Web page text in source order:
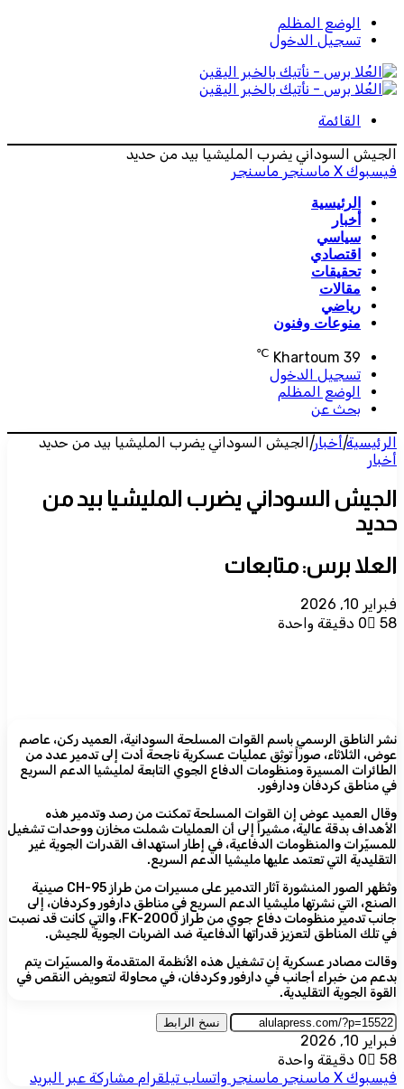
الوضع المظلم
تسجيل الدخول
القائمة
الجيش السوداني يضرب المليشيا بيد من حديد
فيسبوك ‫X ماسنجر ماسنجر
الرئيسية
أخبار
سياسي
اقتصادي
تحقيقات
مقالات
رياضي
منوعات وفنون
Khartoum 39
℃
تسجيل الدخول
الوضع المظلم
بحث عن
الرئيسية|أخبار| الجيش السوداني يضرب المليشيا بيد من حديد
أخبار
الجيش السوداني يضرب المليشيا بيد من
حديد
العلا برس: متابعات
فبراير 10, 2026
0
58 دقيقة واحدة
نشر الناطق الرسمي باسم القوات المسلحة السودانية، العميد ركن، عاصم
عوض، الثلاثاء، صوراً توثِق عمليات عسكرية ناجحة أدت إلى تدمير عدد من
الطائرات المسيرة ومنظومات الدفاع الجوي التابعة لمليشيا الدعم السريع
في مناطق كردفان ودارفور.
وقال العميد عوض إن القوات المسلحة تمكنت من رصد وتدمير هذه
الأهداف بدقة عالية، مشيراً إلى أن العمليات شملت مخازن ووحدات تشغيل
للمسيّرات والمنظومات الدفاعية، في إطار استهداف القدرات الجوية غير
التقليدية التي تعتمد عليها مليشيا الدعم السريع.
وتُظهر الصور المنشورة آثار التدمير على مسيرات من طراز CH-95 صينية
الصنع، التي نشرتها مليشيا الدعم السريع في مناطق دارفور وكردفان، إلى
جانب تدمير منظومات دفاع جوي من طراز FK-2000، والتي كانت قد نصبت
في تلك المناطق لتعزيز قدراتها الدفاعية ضد الضربات الجوية للجيش.
وقالت مصادر عسكرية إن تشغيل هذه الأنظمة المتقدمة والمسيّرات يتم
بدعم من خبراء أجانب في دارفور وكردفان، في محاولة لتعويض النقص في
القوة الجوية التقليدية.
نسخ الرابط
فبراير 10, 2026
0
58
دقيقة واحدة
فيسبوك ‫X ماسنجر ماسنجر واتساب تيلقرام مشاركة عبر البريد